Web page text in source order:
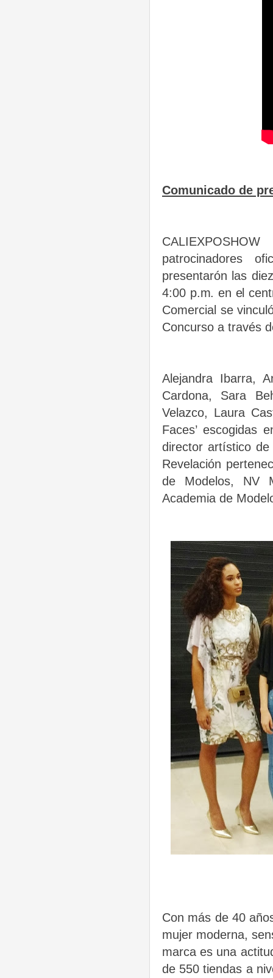
Comunicado de
patrocinadores
presentarón las
4:00 p.m. en el
Comercial se
Concurso a través
Alejandra Ibarra,
Cardona, Sara
Velazco, Laura
Faces’ escogidas
director artístico
Revelación
de Modelos, NV
Academia de
Con más de 40
mujer moderna,
marca es una
de 550 tiendas a